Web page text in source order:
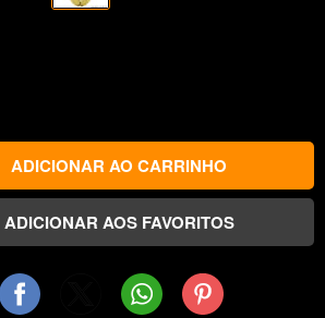
Facebook WhatsAppPinterest